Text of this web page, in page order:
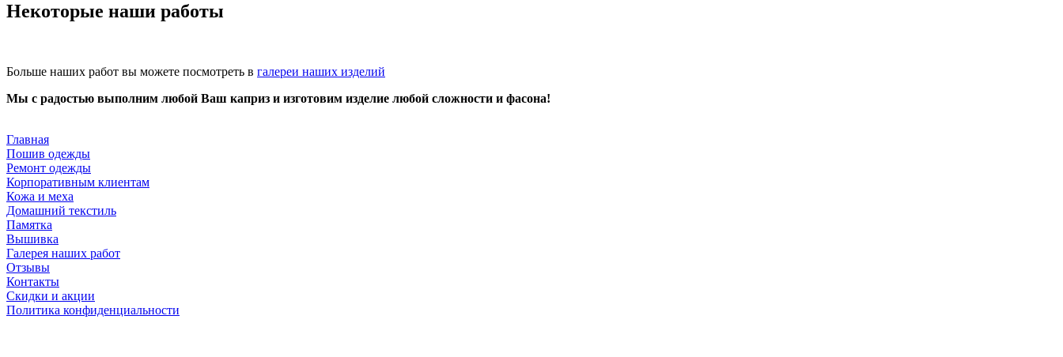
Некоторые наши работы
Больше наших работ вы можете посмотреть в галереи наших изделий
Мы с радостью выполним любой Ваш каприз и изготовим изделие любой сложности и фасона!
Главная
Пошив одежды
Ремонт одежды
Корпоративным клиентам
Кожа и меха
Домашний текстиль
Памятка
Вышивка
Галерея наших работ
Отзывы
Контакты
Скидки и акции
Политика конфиденциальности